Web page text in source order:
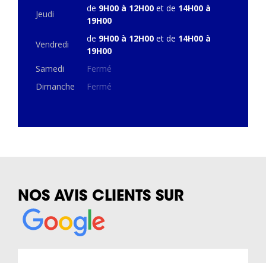
Jeudi
de 9H00 à 12H00 et de 14H00 à
19H00
Vendredi
de 9H00 à 12H00 et de 14H00 à
19H00
Samedi
Fermé
Dimanche
Fermé
NOS AVIS CLIENTS SUR